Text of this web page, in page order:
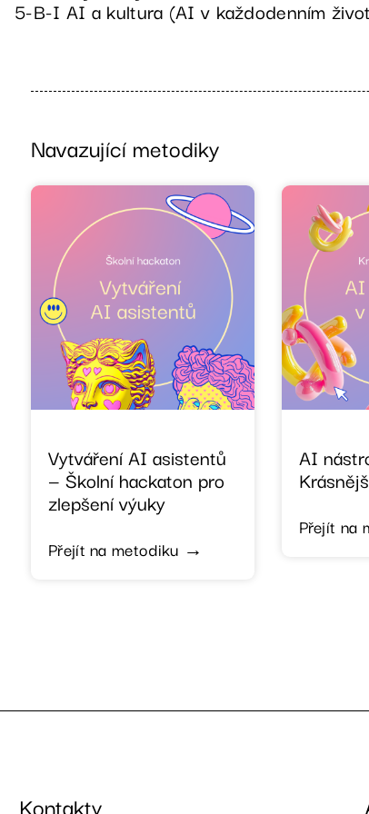
5-B-I AI a kultura (AI v každodenním
Navazující metodiky
Vytváření AI asistentů
— Školní hackaton pro
zlepšení výuky
Přejít na metodiku →
AI
Přejít na
Kontakty